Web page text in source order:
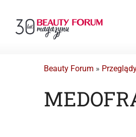
Beauty Forum »